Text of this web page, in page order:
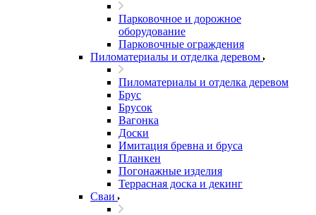
Парковочное и дорожное
оборудование
Парковочные ограждения
Пиломатериалы и отделка деревом
Пиломатериалы и отделка деревом
Брус
Брусок
Вагонка
Доски
Имитация бревна и бруса
Планкен
Погонажные изделия
Террасная доска и декинг
Сваи